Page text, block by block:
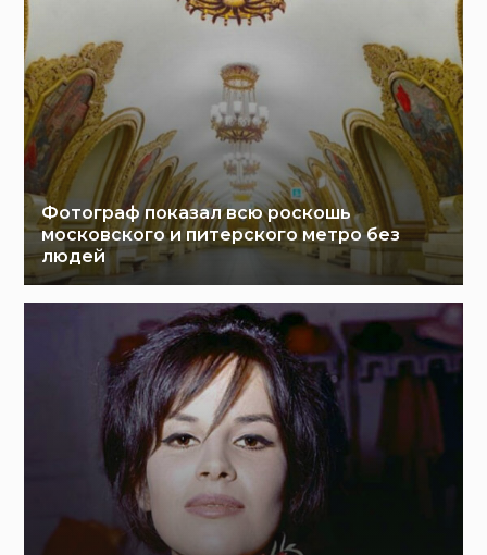
Фотограф показал всю роскошь
московского и питерского метро без
людей